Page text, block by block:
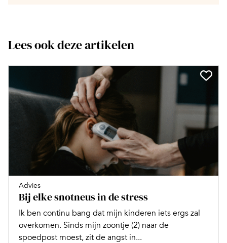
Lees ook deze artikelen
Advies
Bij elke snotneus in de stress
Ik ben continu bang dat mijn kinderen iets ergs zal
overkomen. Sinds mijn zoontje (2) naar de
spoedpost moest, zit de angst in...